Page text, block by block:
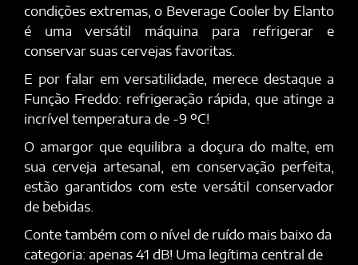
condições extremas, o Beverage Cooler by Elanto
é uma versátil máquina para refrigerar e
conservar suas cervejas favoritas.
E por falar em versatilidade, merece destaque a
Função Freddo: refrigeração rápida, que atinge a
incrível temperatura de -9 ºC!
O amargor que equilibra a doçura do malte, em
sua cerveja artesanal, em conservação perfeita,
estão garantidos com este versátil conservador
de bebidas.
Conte também com o nível de ruído mais baixo da
categoria: apenas 41 dB! Uma legítima central de